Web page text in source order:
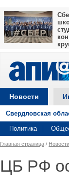
Новости
Свердловская
Политика
Главная страница / Новости
ЦБ РФ